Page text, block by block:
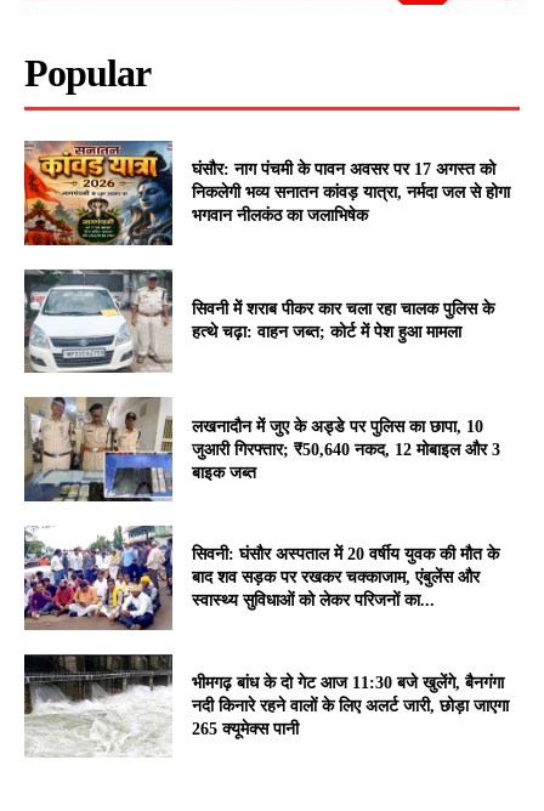
Popular
घंसौर: नाग पंचमी के पावन अवसर पर 17 अगस्त को
निकलेगी भव्य सनातन कांवड़ यात्रा, नर्मदा जल से होगा
भगवान नीलकंठ का जलाभिषेक
सिवनी में शराब पीकर कार चला रहा चालक पुलिस के
हत्थे चढ़ा: वाहन जब्त; कोर्ट में पेश हुआ मामला
लखनादौन में जुए के अड्डे पर पुलिस का छापा, 10
जुआरी गिरफ्तार; ₹50,640 नकद, 12 मोबाइल और 3
बाइक जब्त
सिवनी: घंसौर अस्पताल में 20 वर्षीय युवक की मौत के
बाद शव सड़क पर रखकर चक्काजाम, एंबुलेंस और
स्वास्थ्य सुविधाओं को लेकर परिजनों का...
भीमगढ़ बांध के दो गेट आज 11:30 बजे खुलेंगे, बैनगंगा
नदी किनारे रहने वालों के लिए अलर्ट जारी, छोड़ा जाएगा
265 क्यूमेक्स पानी